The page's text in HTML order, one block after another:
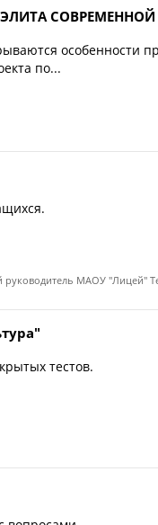
особенности
по...
МАОУ "Лицей"
тестов.